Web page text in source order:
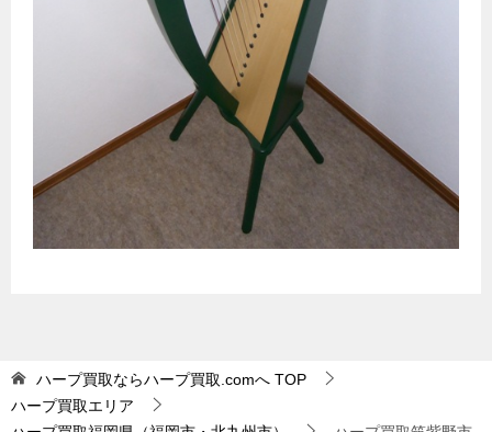
ハープ買取ならハープ買取.comへ TOP
ハープ買取エリア